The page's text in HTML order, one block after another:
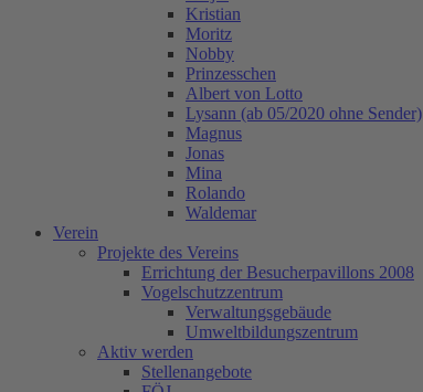
Kristian
Moritz
Nobby
Prinzesschen
Albert von Lotto
Lysann (ab 05/2020 ohne Sender)
Magnus
Jonas
Mina
Rolando
Waldemar
Verein
Projekte des Vereins
Errichtung der Besucherpavillons 2008
Vogelschutzzentrum
Verwaltungsgebäude
Umweltbildungszentrum
Aktiv werden
Stellenangebote